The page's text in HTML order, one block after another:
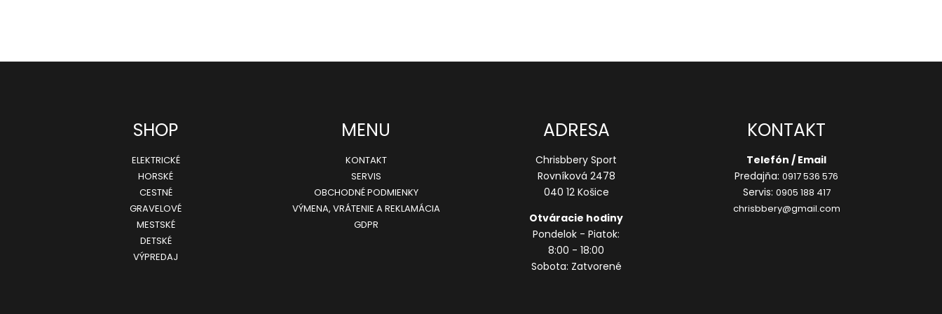
y
i
s
u
SHOP
ELEKTRICKÉ
HORSKÉ
CESTNÉ
GRAVELOVÉ
MESTSKÉ
DETSKÉ
VÝPREDAJ
MENU
KONTAKT
SERVIS
OBCHODNÉ PODMIENKY
VÝMENA, VRÁTENIE A REKLAMÁCIA
GDPR
ADRESA
Chrisbbery Sport
Rovníková 2478
040 12 Košice
Otváracie hodiny
Pondelok - Piatok:
8:00 - 18:00
Sobota: Zatvorené
KONTAKT
Telefón / Email
Predajňa: 0917 536 576
Servis: 0905 188 417
chrisbbery@gmail.com